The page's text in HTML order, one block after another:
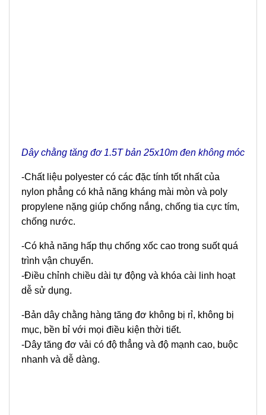
Dây chằng tăng đơ 1.5T bản 25x10m đen không móc
-Chất liệu polyester có các đặc tính tốt nhất của
nylon phẳng có khả năng kháng mài mòn và poly
propylene nặng giúp chống nắng, chống tia cực tím,
chống nước.
-Có khả năng hấp thụ chống xốc cao trong suốt quá
trình vận chuyển.
-Điều chỉnh chiều dài tự động và khóa cài linh hoạt
dễ sử dụng.
-Bản dây chằng hàng tăng đơ không bị rỉ, không bị
mục, bền bỉ với mọi điều kiện thời tiết.
-Dây tăng đơ vải có độ thẳng và độ mạnh cao, buộc
nhanh và dễ dàng.